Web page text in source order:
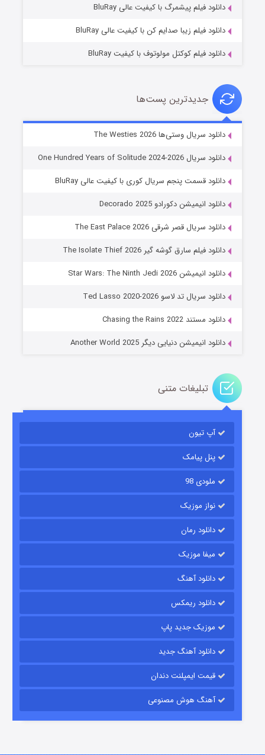
خاندان اژدها فصل ۳
قسمت۱۴ (زیرنویس) منتشر شد
قسمت
دانلود فیلم پیشمرگ با کیفیت عالی BluRay
دانلود فیلم زیبا صدایم کن با کیفیت عالی BluRay
دانلود فیلم کوکتل مولوتوف با کیفیت BluRay
جدیدترین پست‌ها
دانلود سریال وستی‌ها The Westies 2026
دانلود سریال One Hundred Years of Solitude 2024-2026
دانلود قسمت پنجم سریال کوری با کیفیت عالی BluRay
دانلود انیمیشن دکورادو Decorado 2025
دانلود سریال قصر شرقی The East Palace 2026
دانلود فیلم سارق گوشه گیر The Isolate Thief 2026
دانلود انیمیشن Star Wars: The Ninth Jedi 2026
دانلود سریال تد لاسو Ted Lasso 2020-2026
دانلود مستند Chasing the Rains 2022
دانلود انیمیشن دنیایی دیگر Another World 2025
تبلیغات متنی
آپ تیون
پنل پیامک
ملودی 98
نواز موزیک
دانلود رمان
میفا موزیک
دانلود آهنگ
دانلود ریمکس
موزیک جدید پاپ
دانلود آهنگ جدید
قیمت ایمپلنت دندان
آهنگ هوش مصنوعی